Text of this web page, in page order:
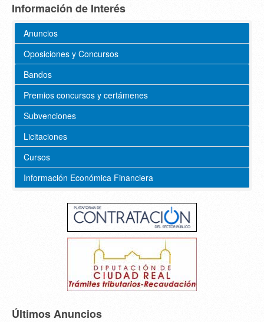
Información de Interés
Anuncios
Oposiciones y Concursos
Bandos
Premios concursos y certámenes
Subvenciones
Licitaciones
Cursos
Información Económica Financiera
Últimos Anuncios